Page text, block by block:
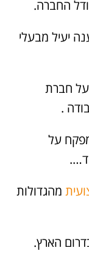
החברה.
יעיל מבעלי
על חברת
.
על
מהגדולות
הארץ.